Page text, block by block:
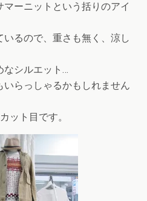
ーニットという括りのアイ
るので、重さも無く、涼し
なシルエット…
らっしゃるかもしれません
ット目です。